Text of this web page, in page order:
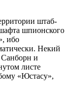
штаб-
шпионского
ибо
Некий
и
листе
«Юстасу»,